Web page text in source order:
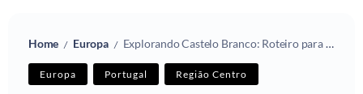
Home / Europa / Explorando Castelo Branco: Roteiro para conhecer a região
Europa Portugal Região Centro